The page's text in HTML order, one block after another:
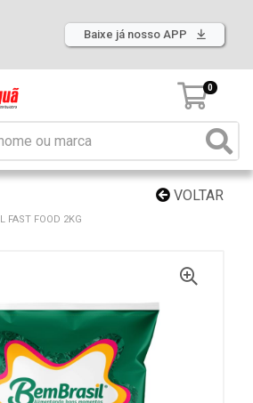
Baixe já nosso APP
0
VOLTAR
FAST FOOD 2KG